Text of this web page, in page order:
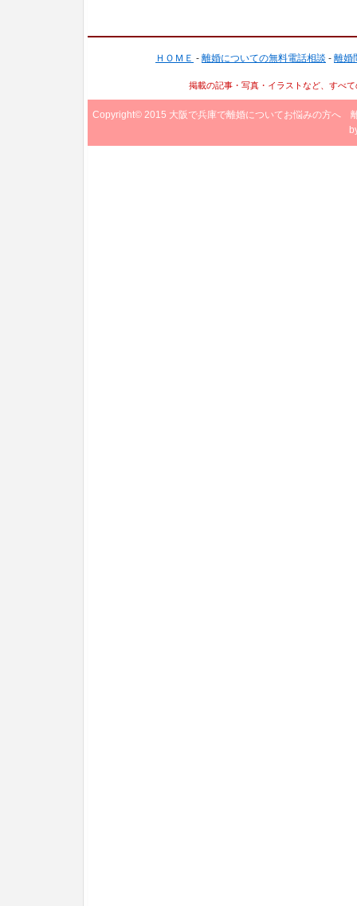
ＨＯＭＥ - 離婚についての無料電話相談 - 離婚
掲載の記事・写真・イラストなど、すべ
Copyright© 2015 大阪で兵庫で離婚についてお悩みの方へ